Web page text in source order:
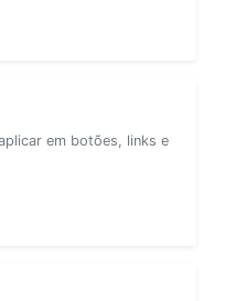
em botões, links e